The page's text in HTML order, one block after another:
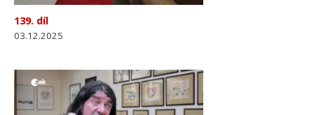
139. díl
03.12.2025